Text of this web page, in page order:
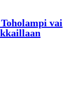
vai